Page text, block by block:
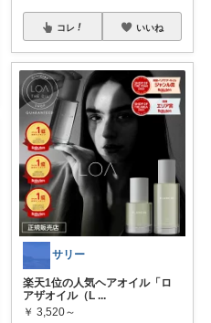
コレ いいね
サリー
楽天1位の人気ヘアオイル「ロ
アザオイル（L ...
￥ 3,520～